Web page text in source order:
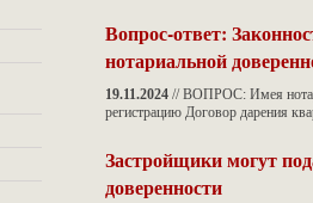
Вопрос-ответ:
нотариальной
19.11.2024 // ВОПРОС: Имея
регистрацию Договор дарения
Застройщики могут
доверенности